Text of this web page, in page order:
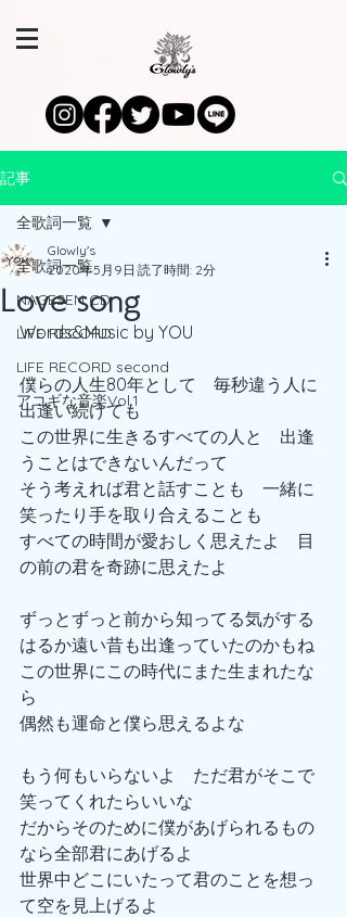
記事
全歌詞一覧
NAGESEN CD
LIFE RECORD
LIFE RECORD second
アコギな音楽Vol.1
全歌詞一覧
Love song
Glowly's
2020年5月9日 読了時間: 2分
Words&Music by YOU
僕らの人生80年として　毎秒違う人に
出逢い続けても
この世界に生きるすべての人と　出逢
うことはできないんだって
そう考えれば君と話すことも　一緒に
笑ったり手を取り合えることも
すべての時間が愛おしく思えたよ　目
の前の君を奇跡に思えたよ
ずっとずっと前から知ってる気がする
はるか遠い昔も出逢っていたのかもね
この世界にこの時代にまた生まれたな
ら
偶然も運命と僕ら思えるよな
もう何もいらないよ　ただ君がそこで
笑ってくれたらいいな
だからそのために僕があげられるもの
なら全部君にあげるよ
世界中どこにいたって君のことを想っ
て空を見上げるよ